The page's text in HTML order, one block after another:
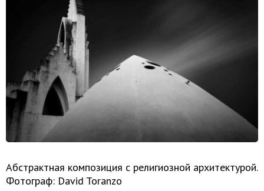
Абстрактная композиция с религиозной архитектурой.
Фотограф: David Toranzo